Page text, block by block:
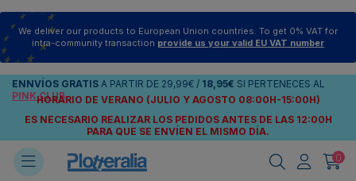
We deliver our products to European Union countries. To get 0% VAT for
intra-community transaction provide us your valid EU VAT number
ENNVÍOS GRATIS A PARTIR DE 29,99€ / 18,95€ SI PERTENECES AL
PINK CLUB
HORARIO DE VERANO (JULIO Y AGOSTO 08:00H-15:00H)
ES NECESARIO REALIZAR LOS PEDIDOS ANTES DE LAS 12:00H
PARA QUE SE ENVÍEN EL MISMO DÍA.
0